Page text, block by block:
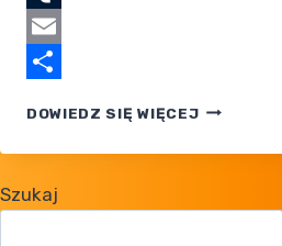
Tumblr
Email
DOWIEDZ SIĘ WIĘCEJNINTENDO
SPRAWCĘ
Szukaj